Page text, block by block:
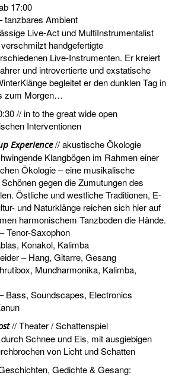
17:00
tanzbares Ambient
Live-Act und MultiInstrumentalist
handgefertigte
Live-Instrumenten. Er kreiert
und introvertierte und exstatische
begleitet er den dunklen Tag in
zum Morgen…
// in to the great wide open
Interventionen
Experience// akustische Ökologie
Klangbögen im Rahmen einer
Ökologie – eine musikalische
gegen die Zumutungen des
Östliche und westliche Traditionen, E-
und Naturklänge reichen sich hier auf
harmonischem Tanzboden die Hände.
Tenor-Saxophon
Konakol, Kalimba
– Hang, Gitarre, Gesang
Mundharmonika, Kalimba,
Bass, Soundscapes, Electronics
// Theater / Schattenspiel
Schnee und Eis, mit ausgiebigen
von Licht und Schatten
Gedichte & Gesang: